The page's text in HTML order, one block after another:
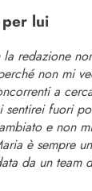
lui
redazione
non mi
a
sentirei fuori
e non
è sempre
da un team